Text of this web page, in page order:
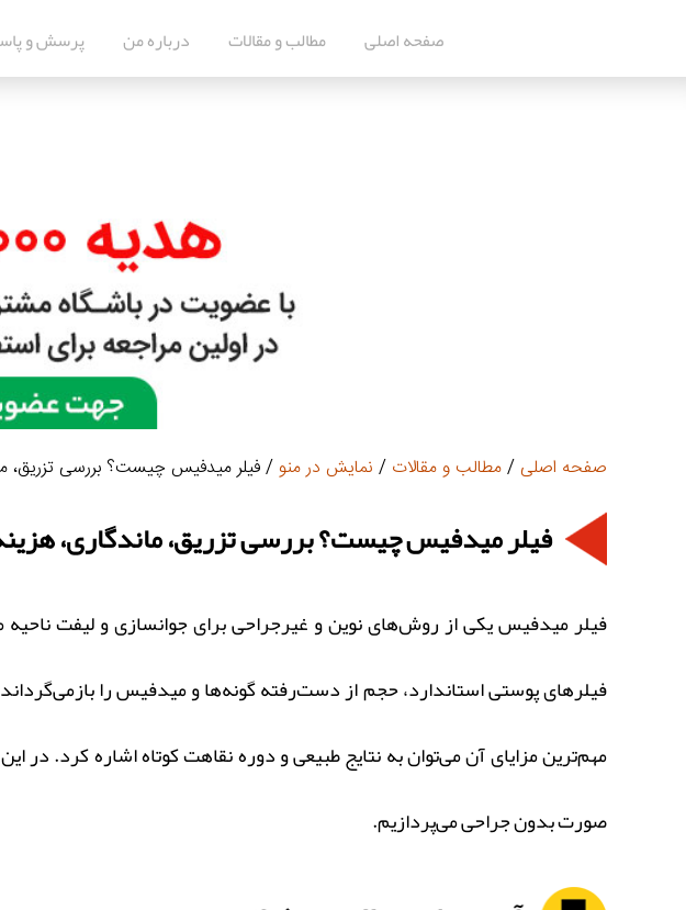
صفحه اصلی مطالب و مقالات درباره من پرسش و
صفحه اصلی / مطالب و مقالات / نمايش در منو / فیلر میدفیس چیست؟ بررسی تزریق،
فیلر میدفیس چیست؟ بررسی تزریق، ماندگاری،
فیلر میدفیس یکی از روش‌های نوین و غیرجراحی برای جوانسازی و لیفت
فیلرهای پوستی استاندارد، حجم از دست‌رفته گونه‌ها و میدفیس را
مهم‌ترین مزایای آن می‌توان به نتایج طبیعی و دوره نقاهت کوتاه اشاره کرد. در
صورت بدون جراحی می‌پردازیم.